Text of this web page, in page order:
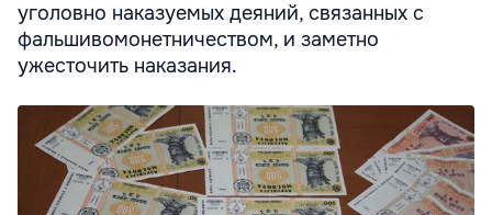
уголовно наказуемых деяний, связанных с
фальшивомонетничеством, и заметно
ужесточить наказания.